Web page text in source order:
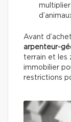
Avant
arpenteur-
terrain et les
immobilier
restrictions